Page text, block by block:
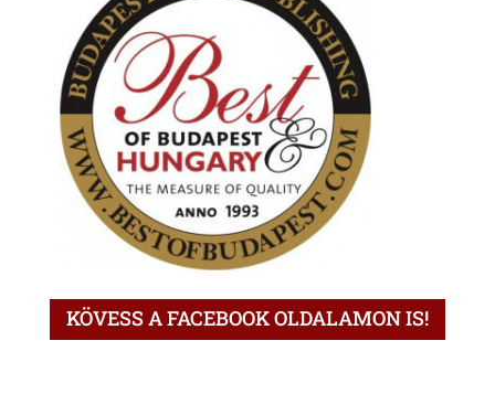
KÖVESS A FACEBOOK OLDALAMON IS!